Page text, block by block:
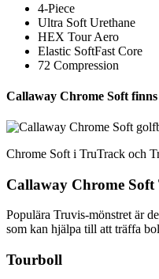
4-Piece
Ultra Soft Urethane
HEX Tour Aero
Elastic SoftFast Core
72 Compression
Callaway Chrome Soft
Chrome Soft i TruTrack och
Callaway Chrome Soft
Populära Truvis-mönstret är
som kan hjälpa till att träffa
Tourboll